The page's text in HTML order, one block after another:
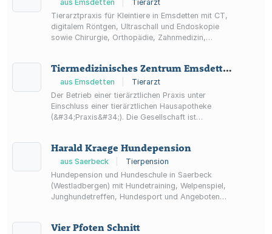
aus Emsdetten
Tierarzt
Tierarztpraxis für Kleintiere in Emsdetten mit CT,
digitalem Röntgen, Ultraschall und Endoskopie
sowie Chirurgie, Orthopädie, Zahnmedizin,
Tiermedizinisches Zentrum Emsdetten GmbH
aus Emsdetten
Tierarzt
Der Betrieb einer tierärztlichen Praxis unter
Einschluss einer tierärztlichen Hausapotheke
(&#34;Praxis&#34;). Die Gesellschaft ist
Sorge zu tragen, dass die tierärztlichen Mitarbeiter
ebenfalls ihren Berufspflichten nachkommen
können.
Harald Kraege Hundepension
aus Saerbeck
Tierpension
Hundepension und Hundeschule in Saerbeck
(Westladbergen) mit Hundetraining, Welpenspiel,
Junghundetreffen, Hundesport und Angeboten
Vier Pfoten Schnitt